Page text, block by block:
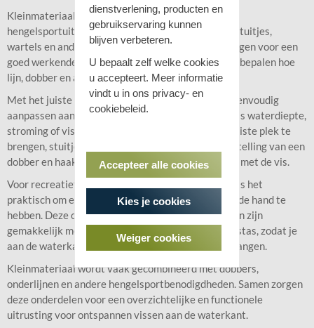
Kleinmateriaal vormt de basis van vrijwel iedere
hengelsportuitrusting. Denk aan loodjes, haakjes, stuitjes,
wartels en andere kleine onderdelen die samen zorgen voor een
goed werkende vismontage. Juist deze onderdelen bepalen hoe
lijn, dobber en aas zich onder water gedragen.
Met het juiste kleinmateriaal kun je je uitrusting eenvoudig
aanpassen aan verschillende omstandigheden, zoals waterdiepte,
stroming of vismethode. Lood helpt om aas op de juiste plek te
brengen, stuitjes zorgen voor een nauwkeurige afstelling van een
dobber en haakjes vormen het directe contactpunt met de vis.
Voor recreatief vissen in meren, sloten en vaarten is het
praktisch om een basisvoorraad kleinmateriaal bij de hand te
hebben. Deze onderdelen nemen weinig ruimte in en zijn
gemakkelijk mee te nemen in een opbergdoos of vistas, zodat je
aan de waterkant snel iets kunt aanpassen of vervangen.
Kleinmateriaal wordt vaak gecombineerd met dobbers,
onderlijnen en andere hengelsportbenodigdheden. Samen zorgen
deze onderdelen voor een overzichtelijke en functionele
uitrusting voor ontspannen vissen aan de waterkant.
dienstverlening, producten en
gebruikservaring kunnen
blijven verbeteren.
U bepaalt zelf welke cookies
u accepteert. Meer informatie
vindt u in ons privacy- en
cookiebeleid.
Accepteer alle cookies
Kies je cookies
Weiger cookies